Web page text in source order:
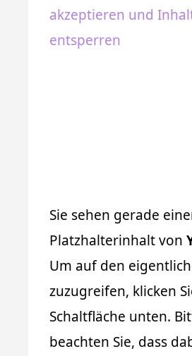
akzeptieren und
entsperren
Sie sehen gerade
Platzhalterinhalt von
Um auf den
zuzugreifen, klicken
Schaltfläche unten.
beachten Sie, dass